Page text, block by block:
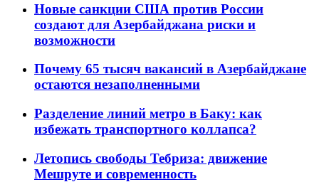
Новые санкции США против России
создают для Азербайджана риски и
возможности
Почему 65 тысяч вакансий в Азербайджане
остаются незаполненными
Разделение линий метро в Баку: как
избежать транспортного коллапса?
Летопись свободы Тебриза: движение
Мешруте и современность